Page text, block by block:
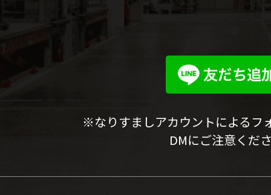
※なりすましアカウントによるフ
DMにご注意くだ